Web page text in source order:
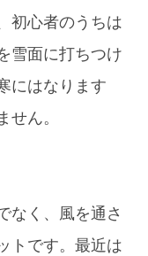
初心者のうちは
雪面に打ちつけ
にはなります
せん。
なく、風を通さ
トです。最近は